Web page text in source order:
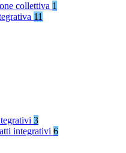
collettiva 1
11
3
integrativi 6